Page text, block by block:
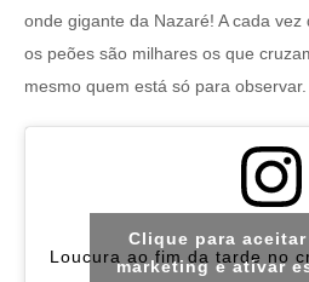
onde gigante da Nazaré! A cada
os peões são milhares os que
mesmo quem está só para observar.
Loucura ao fim da tarde no
Clique para
marketing e ativar